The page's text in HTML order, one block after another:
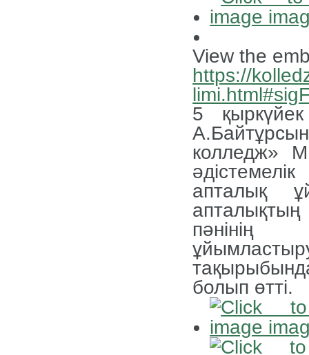
View the
https://
5
колледж»
апталық
апталықтың
болып өтті.